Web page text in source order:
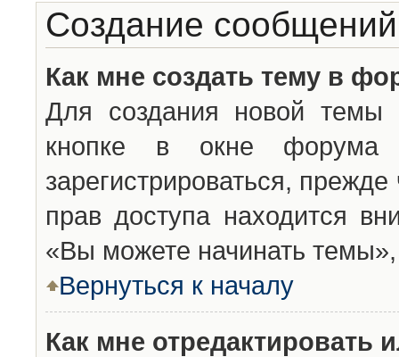
Создание сообщений
Как мне создать тему в
Для создания новой темы
кнопке в окне
зарегистрироваться,
прав доступа находится
«Вы можете начинать
Вернуться к началу
Как мне отредактировать